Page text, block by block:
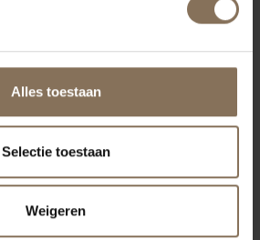
Alles toestaan
Selectie toestaan
Weigeren